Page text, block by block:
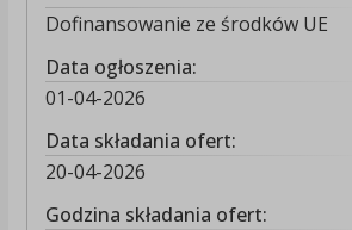
Dofinansowanie ze środków UE
Data ogłoszenia:
01-04-2026
Data składania ofert:
20-04-2026
Godzina składania ofert: